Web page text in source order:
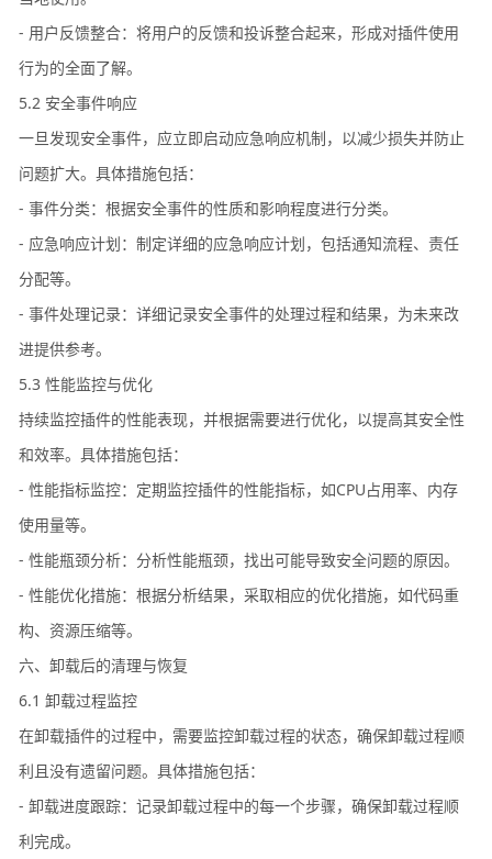
- 用户反馈整合：将用户的反馈和投诉整合起来，形成对插件使用
行为的全面了解。
5.2 安全事件响应
一旦发现安全事件，应立即启动应急响应机制，以减少损失并防止
问题扩大。具体措施包括：
- 事件分类：根据安全事件的性质和影响程度进行分类。
- 应急响应计划：制定详细的应急响应计划，包括通知流程、责任
分配等。
- 事件处理记录：详细记录安全事件的处理过程和结果，为未来改
进提供参考。
5.3 性能监控与优化
持续监控插件的性能表现，并根据需要进行优化，以提高其安全性
和效率。具体措施包括：
- 性能指标监控：定期监控插件的性能指标，如CPU占用率、内存
使用量等。
- 性能瓶颈分析：分析性能瓶颈，找出可能导致安全问题的原因。
- 性能优化措施：根据分析结果，采取相应的优化措施，如代码重
构、资源压缩等。
六、卸载后的清理与恢复
6.1 卸载过程监控
在卸载插件的过程中，需要监控卸载过程的状态，确保卸载过程顺
利且没有遗留问题。具体措施包括：
- 卸载进度跟踪：记录卸载过程中的每一个步骤，确保卸载过程顺
利完成。